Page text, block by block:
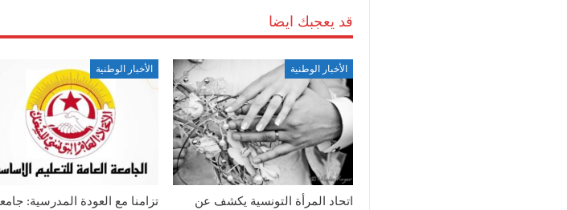
قد يعجبك ايضا
الأخبار الوطنية
اتحاد المرأة التونسية يكشف عن
الأخبار الوطنية
تزامنا مع العودة المدرسية: